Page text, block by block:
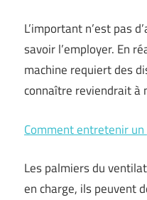
L’important n’est pas
savoir l’employer. En
machine requiert des
connaître reviendrait à
Comment entretenir
Les palmiers du
en charge, ils peuvent